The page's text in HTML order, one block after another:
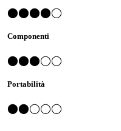
⬤⬤⬤⬤◯
Componenti
⬤⬤⬤◯◯
Portabilità
⬤⬤◯◯◯